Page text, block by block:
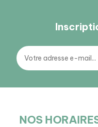
NOS